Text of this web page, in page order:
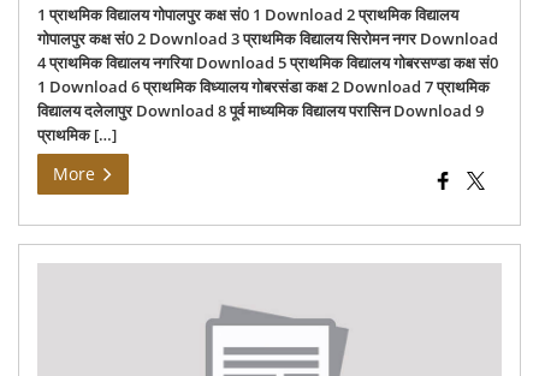
1 प्राथमिक विद्यालय गोपालपुर कक्ष सं0 1 Download 2 प्राथमिक विद्यालय
गोपालपुर कक्ष सं0 2 Download 3 प्राथमिक विद्यालय सिरोमन नगर Download
4 प्राथमिक विद्यालय नगरिया Download 5 प्राथमिक विद्यालय गोबरसण्डा कक्ष सं0
1 Download 6 प्राथमिक विध्यालय गोबरसंडा कक्ष 2 Download 7 प्राथमिक
विद्यालय दलेलापुर Download 8 पूर्व माध्यमिक विद्यालय परासिन Download 9
प्राथमिक […]
More